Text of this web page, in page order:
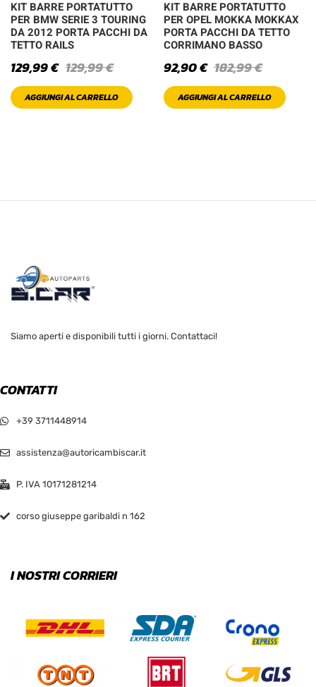
Light
Orange
PRODOTTO SIZE
KIT BARRE PORTATUTTO
PER BMW SERIE 3 TOURING
DA 2012 PORTA PACCHI DA
TETTO RAILS
129,99€
129,99€
AGGIUNGI AL CARRELLO
KIT BARRE PORTATUTTO
PER OPEL MOKKA MOKKAX
PORTA PACCHI DA TETTO
CORRIMANO BASSO
182,99€
92,90€
AGGIUNGI AL CARRELLO
Siamo aperti e disponibili tutti i giorni. Contattaci!
CONTATTI
+39 3711448914
assistenza@autoricambiscar.it
P. IVA 10171281214
corso giuseppe garibaldi n 162
I NOSTRI CORRIERI